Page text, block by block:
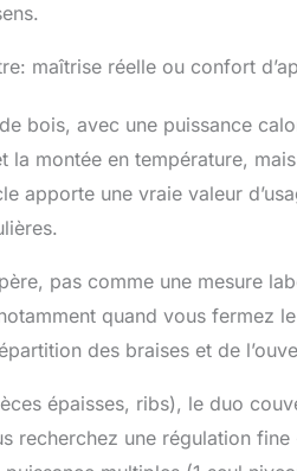
maîtrise réelle ou confort
bois, avec une puissance
montée en température,
apporte une vraie valeur
pas comme une mesure
quand vous fermez
des braises et de
épaisses, ribs), le duo
recherchez une régulation